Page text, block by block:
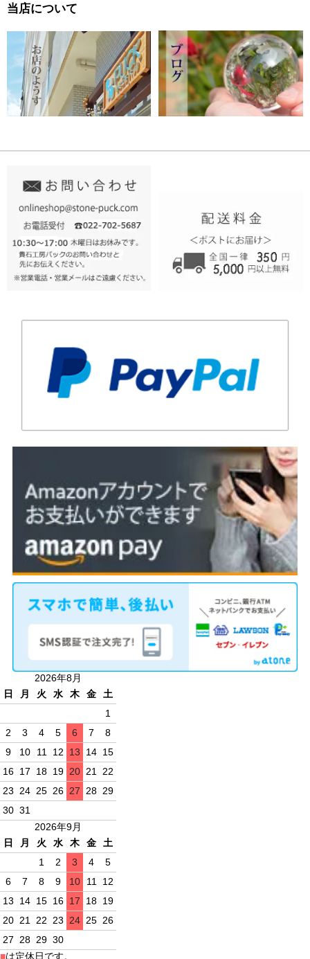
当店について
2026年8月
日
月 火 水 木 金
土
1
2
3 4 5 6 7
8
9
10 11 12 13 14 15
16 17 18 19 20 21
22
23
24 25 26 27 28 29
30 31
2026年9月
日
月 火 水 木 金
土
1
2 3 4
5
6
7 8 9 10 11
12
13
14 15 16 17 18 19
20 21 22 23 24 25 26
27
28 29 30
■は定休日です。